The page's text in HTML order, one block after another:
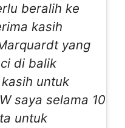
beralih ke
kasih
yang
di balik
untuk
saya selama 10
untuk